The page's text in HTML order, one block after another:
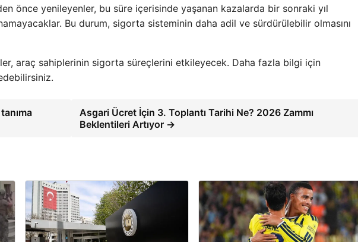
önce yenileyenler, bu süre içerisinde yaşanan kazalarda bir sonraki yıl
Bu durum, sigorta sisteminin daha adil ve sürdürülebilir olmasını
araç sahiplerinin sigorta süreçlerini etkileyecek. Daha fazla bilgi için
Asgari Ücret İçin 3. Toplantı Tarihi Ne? 2026 Zammı
Beklentileri Artıyor →